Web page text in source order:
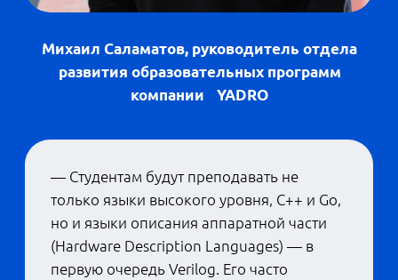
Это интересно